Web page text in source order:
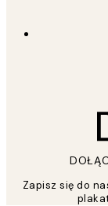
Zapisz się do